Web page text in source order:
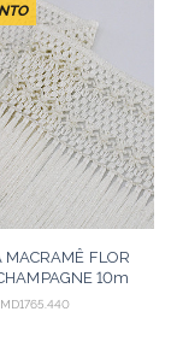
MACRAMÊ FLOR
10m
MD1765.440